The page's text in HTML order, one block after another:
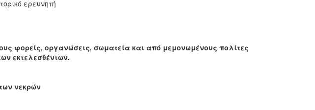
ερευνητή
φορείς, οργανώσεις, σωματεία και από μεμονωμένους πολίτες
εκτελεσθέντων.
νεκρών